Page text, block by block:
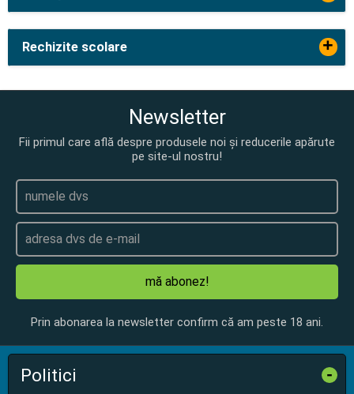
Rechizite scolare +
Newsletter
Fii primul care află despre produsele noi și reducerile apărute
pe site-ul nostru!
mă abonez!
Prin abonarea la newsletter confirm că am peste 18 ani.
Politici -